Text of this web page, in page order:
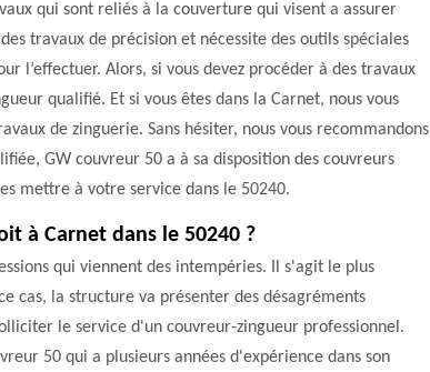
qui sont reliés à la couverture qui visent a assurer
travaux de précision et nécessite des outils spéciales
l’effectuer. Alors, si vous devez procéder à des travaux
qualifié. Et si vous êtes dans la Carnet, nous vous
de zinguerie. Sans hésiter, nous vous recommandons
GW couvreur 50 a à sa disposition des couvreurs
mettre à votre service dans le 50240.
à Carnet dans le 50240 ?
qui viennent des intempéries. Il s'agit le plus
cas, la structure va présenter des désagréments
le service d'un couvreur-zingueur professionnel.
50 qui a plusieurs années d'expérience dans son